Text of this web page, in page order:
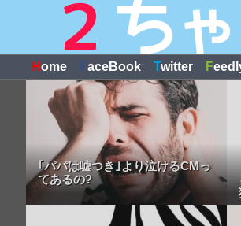
Home FaceBook Twitter F
｢パパは嘘つき｣より泣けるCMっ
てあるの?